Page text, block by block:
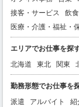
接客・サービス
飲
医療・介護・福祉・
エリアでお仕事を探
北海道
東北 関東
勤務形態でお仕事を
派遣
アルバイト 紹